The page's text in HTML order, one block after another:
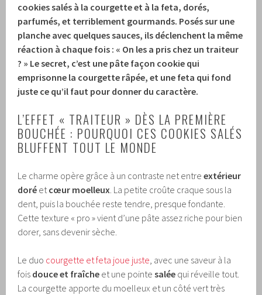
cookies salés à la courgette et à la feta, dorés,
parfumés, et terriblement gourmands. Posés sur une
planche avec quelques sauces, ils déclenchent la même
réaction à chaque fois : « On les a pris chez un traiteur
? » Le secret, c’est une pâte façon cookie qui
emprisonne la courgette râpée, et une feta qui fond
juste ce qu’il faut pour donner du caractère.
L’EFFET « TRAITEUR » DÈS LA PREMIÈRE
BOUCHÉE : POURQUOI CES COOKIES SALÉS
BLUFFENT TOUT LE MONDE
Le charme opère grâce à un contraste net entreextérieur
doré et cœur moelleux . La petite croûte craque sous la
dent, puis la bouchée reste tendre, presque fondante.
Cette texture « pro » vient d’une pâte assez riche pour bien
dorer, sans devenir sèche.
Le duo courgette et feta joue juste , avec une saveur à la
fois douce et fraîche et une pointesalée qui réveille tout.
La courgette apporte du moelleux et un côté vert très